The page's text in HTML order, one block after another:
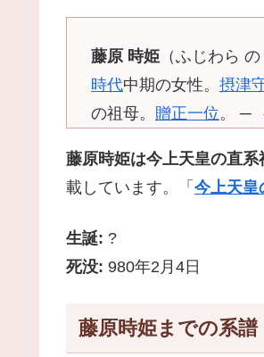
藤原 時姫 （ふじわら
時代中期の女性。 摂津
の祖母。 贈正一位。 ─
藤原時姫は今上天皇の直系
載しています。「 今上天皇
生誕: ?
死没: 980年2月4日
藤原時姫までの系譜